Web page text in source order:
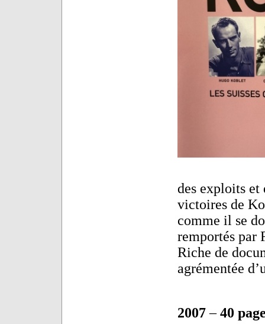
des exploits et
victoires de
comme il se
remportés par
Riche de
agrémentée
2007–40